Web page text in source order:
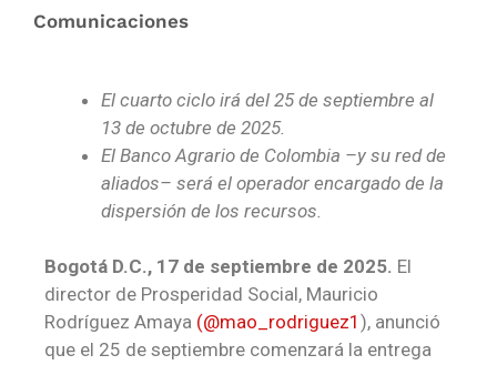
Comunicaciones
El cuarto ciclo irá del 25 de septiembre al
13 de octubre de 2025.
El Banco Agrario de Colombia –y su red de
aliados– será el operador encargado de la
dispersión de los recursos.
Bogotá D.C., 17 de septiembre de 2025. El
director de Prosperidad Social, Mauricio
Rodríguez Amaya (@mao_rodriguez1 ), anunció
que el 25 de septiembre comenzará la entrega